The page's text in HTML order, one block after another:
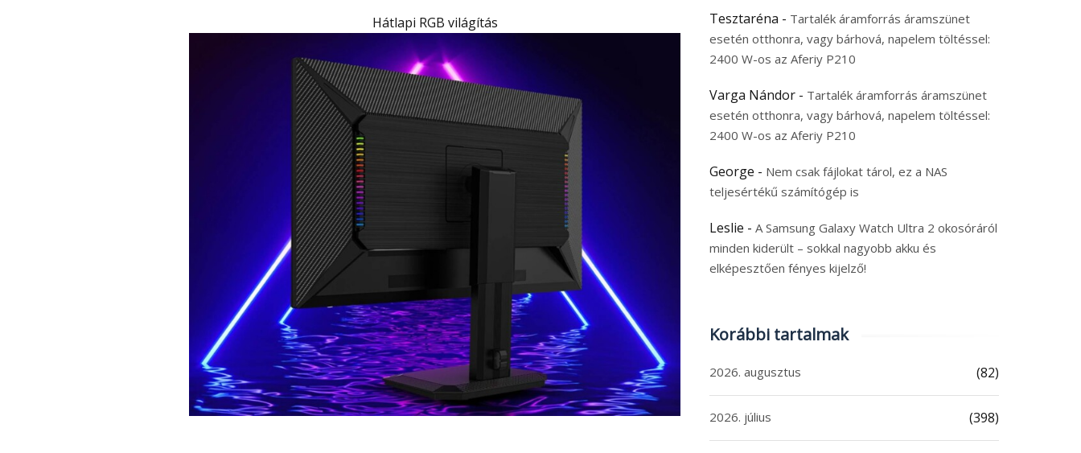
Hátlapi RGB világítás Tesztaréna - Tartalék áramforrás áramszünet
esetén otthonra, vagy bárhová, napelem töltéssel:
2400 W-os az Aferiy P210
Varga Nándor - Tartalék áramforrás áramszünet
esetén otthonra, vagy bárhová, napelem töltéssel:
2400 W-os az Aferiy P210
George - Nem csak fájlokat tárol, ez a NAS
teljesértékű számítógép is
Leslie - A Samsung Galaxy Watch Ultra 2 okosóráról
minden kiderült – sokkal nagyobb akku és
elképesztően fényes kijelző!
Korábbi tartalmak
2026. augusztus (82)
2026. július (398)